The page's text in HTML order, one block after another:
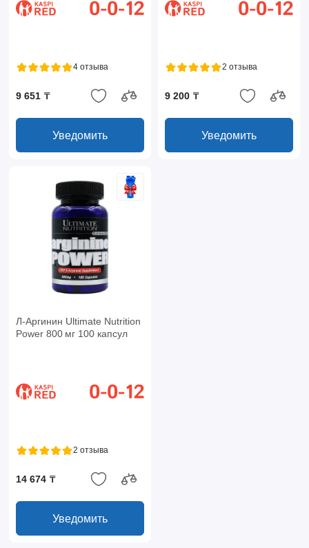
4 отзыва
9 651 ₸
Уведомить
2 отзыва
9 200 ₸
Уведомить
Л-Аргинин Ultimate Nutrition
Power 800 мг 100 капсул
2 отзыва
14 674 ₸
Уведомить